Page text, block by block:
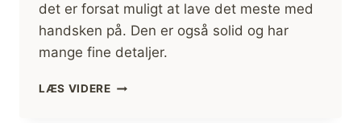
det er forsat muligt at lave det meste med
handsken på. Den er også solid og har
mange fine detaljer.
LÆS VIDEREHANDSKE,